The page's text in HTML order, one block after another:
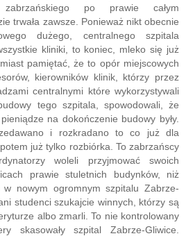
po prawie całym
trwała zawsze. Ponieważ nikt obecnie
dużego, centralnego szpitala
kliniki, to koniec, mleko się już
pamiętać, że to opór miejscowych
kierowników klinik, którzy przez
centralnymi które wykorzystywali
tego szpitala, spowodowali, że
na dokończenie budowy były.
i rozkradano to co już dla
już tylko rozbiórka. To zabrzańscy
woleli przyjmować swoich
prawie stuletnich budynków, niż
w nowym ogromnym szpitalu Zabrze-
studenci szukajcie winnych, którzy są
albo zmarli. To nie kontrolowany
skasowały szpital Zabrze-Gliwice.